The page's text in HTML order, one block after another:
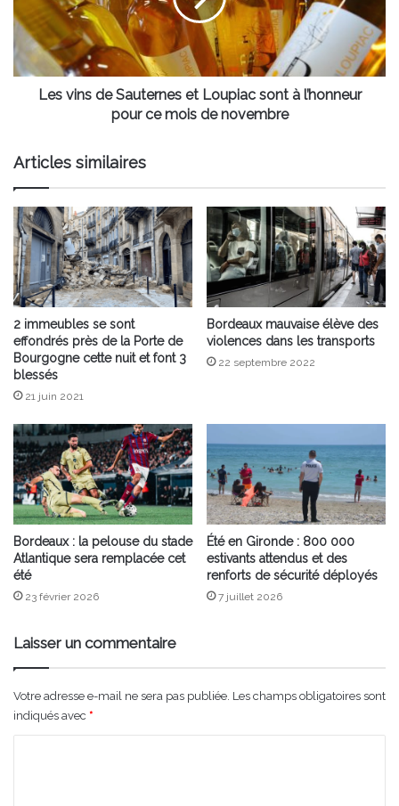
Loupiac
sont
à
l’honneur
novembre
Les vins de Sauternes et Loupiac sont à l’honneur
pour ce mois de novembre
Articles similaires
2 immeubles se sont
effondrés près de la Porte de
Bourgogne cette nuit et font 3
blessés
21 juin 2021
Bordeaux mauvaise élève des
violences dans les transports
22 septembre 2022
Bordeaux : la pelouse du stade
Atlantique sera remplacée cet
été
23 février 2026
Été en Gironde : 800 000
estivants attendus et des
renforts de sécurité déployés
7 juillet 2026
Laisser un commentaire
Votre adresse e-mail ne sera pas publiée. Les champs obligatoires sont
indiqués avec *